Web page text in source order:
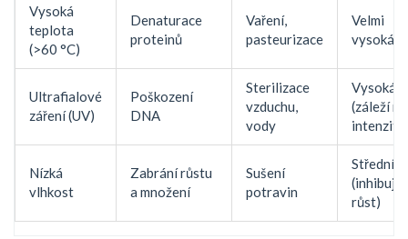
Vysoká
teplota
(>60 °C)
Denaturace
proteinů
Vaření,
pasteurizace
Velmi
vysoká
Ultrafialové
záření (UV)
Poškození
DNA
Sterilizace
vzduchu,
vody
Vysoká
(záleží na
Nízká
vlhkost
Zabrání růstu
a množení
Sušení
potravin
Střední
(inhibuje
růst)